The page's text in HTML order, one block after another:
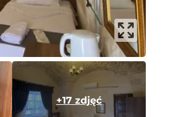
+17 zdjęć